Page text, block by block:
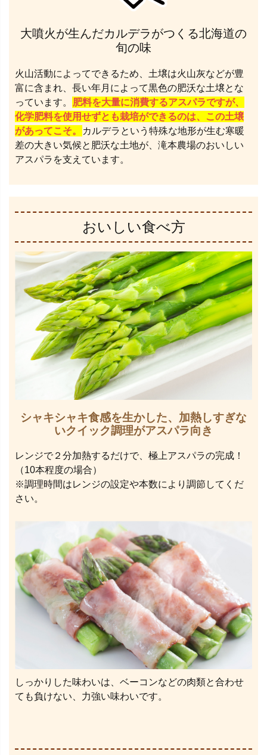
大噴火が生んだカルデラがつくる北海道の
旬の味
火山活動によってできるため、土壌は火山灰などが豊
富に含まれ、長い年月によって黒色の肥沃な土壌とな
っています。
肥料を大量に消費するアスパラですが、
化学肥料を使用せずとも栽培ができるのは、この土壌
があってこそ。
カルデラという特殊な地形が生む寒暖
差の大きい気候と肥沃な土地が、滝本農場のおいしい
アスパラを支えています。
おいしい食べ方
シャキシャキ食感を生かした、加熱しすぎな
いクイック調理がアスパラ向き
レンジで２分加熱するだけで、極上アスパラの完成！
（10本程度の場合）
※調理時間はレンジの設定や本数により調節してくだ
さい。
しっかりした味わいは、ベーコンなどの肉類と合わせ
ても負けない、力強い味わいです。